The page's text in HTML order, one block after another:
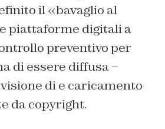
il «bavaglio al
piattaforme digitali a
preventivo per
di essere diffusa –
di e caricamento
da copyright.